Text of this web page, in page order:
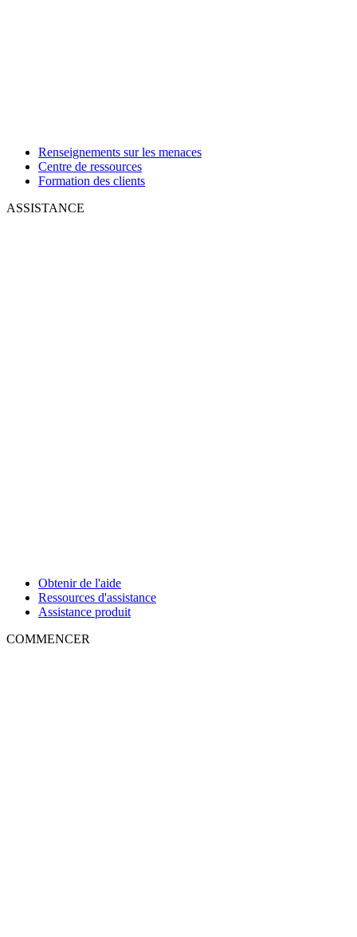
Renseignements sur les menaces
Centre de ressources
Formation des clients
ASSISTANCE
Obtenir de l'aide
Ressources d'assistance
Assistance produit
COMMENCER